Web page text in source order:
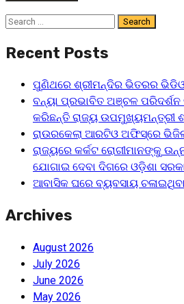
Search
Recent Posts
ପୁଣିଥରେ ଶ୍ରୀମନ୍ଦିର ଭିତରର
ବନ୍ୟା ପ୍ରଭାବିତ ଅଞ୍ଚଳ
କରିଛନ୍ତି ରାଜ୍ୟ ଉପମୁଖ୍ୟମନ୍ତ୍ରୀ
ରାଉରକେଲା ଆରଟିଓ ଅଫିସ୍‌ରେ
ରାଜ୍ୟରେ କର୍କଟ ରୋଗୀମାନଙ୍କୁ
ଯୋଗାଇ ଦେବା ଦିଗରେ ଓଡ଼ିଶା
ଆବାସିକ ଘରେ ବ୍ୟବସାୟ
Archives
August 2026
July 2026
June 2026
May 2026